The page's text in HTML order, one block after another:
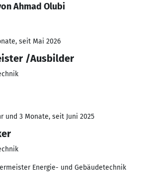
Ahmad Olubi
seit Mai 2026
/Ausbilder
und 3 Monate, seit Juni 2025
Energie- und Gebäudetechnik